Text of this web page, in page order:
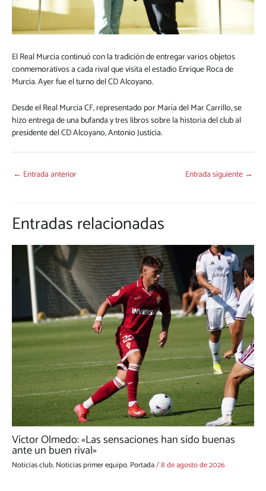
El Real Murcia continuó con la tradición de entregar varios objetos
conmemorativos a cada rival que visita el estadio Enrique Roca de
Murcia. Ayer fue el turno del CD Alcoyano.
Desde el Real Murcia CF, representado por María del Mar Carrillo, se
hizo entrega de una bufanda y tres libros sobre la historia del club al
presidente del CD Alcoyano, Antonio Justicia.
← Entrada anterior Entrada siguiente →
Entradas relacionadas
Víctor Olmedo: «Las sensaciones han sido buenas
ante un buen rival»
Noticias club,Noticias primer equipo,Portada/8 de agosto de 2026